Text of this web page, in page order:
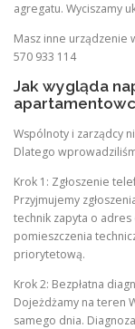
agregatu. Wyciszamy
Masz inne urządzenie
570 933 114
Jak wygląda
Wspólnoty i zarządcy
Dlatego
Krok 1: Zgłoszenie
Przyjmujemy
technik zapyta o
pomieszczenia
priorytetową.
Krok 2: Bezpłatna
Dojeżdżamy na teren
samego dnia.